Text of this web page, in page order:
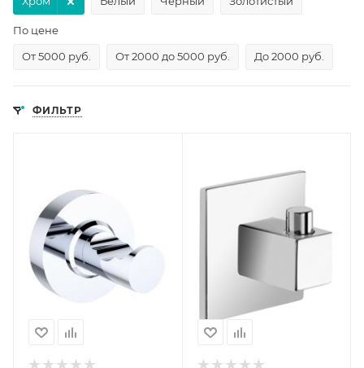
По цене
От 5000 руб.
От 2000 до 5000 руб. До 2000 руб.
ФИЛЬТР